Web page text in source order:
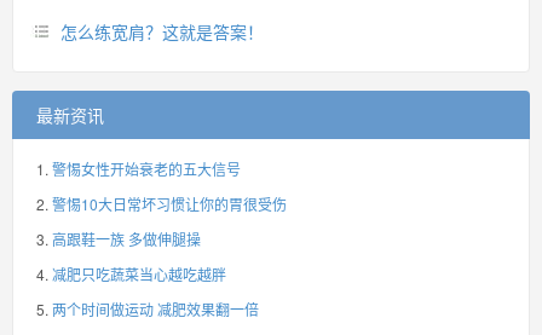
怎么练宽肩？这就是答案！
最新资讯
警惕女性开始衰老的五大信号
警惕10大日常坏习惯让你的胃很受伤
高跟鞋一族 多做伸腿操
减肥只吃蔬菜当心越吃越胖
两个时间做运动 减肥效果翻一倍